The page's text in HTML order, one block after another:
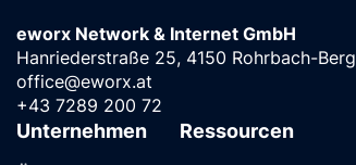
eworx Network & Internet GmbH
Hanriederstraße 25, 4150 Rohrbach-Berg
office@eworx.at
+43 7289 200 72
Unternehmen
Ressourcen